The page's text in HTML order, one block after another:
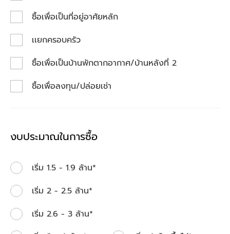
ซื้อเพื่อเป็นที่อยู่อาศัยหลัก
เเยกครอบครัว
ซื้อเพื่อเป็นบ้านพักตากอากาศ/บ้านหลังที่ 2
ซื้อเพื่อลงทุน/ปล่อยเช่า
งบประมาณในการซื้อ
เริ่ม 1.5 - 1.9 ล้าน*
เริ่ม 2 - 2.5 ล้าน*
เริ่ม 2.6 - 3 ล้าน*